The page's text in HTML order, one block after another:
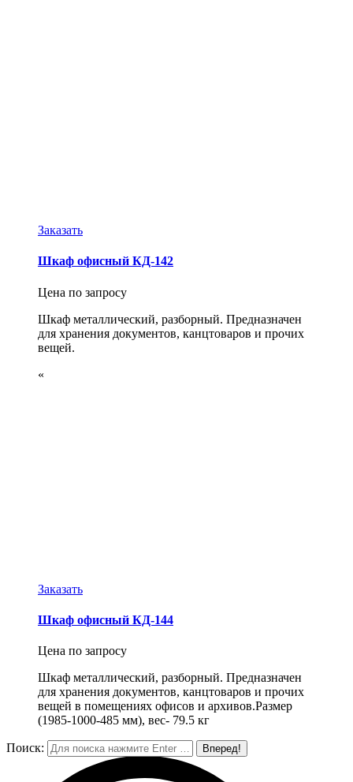
Заказать
Шкаф офисный КД-142
Цена по запросу
Шкаф металлический, разборный. Предназначен
для хранения документов, канцтоваров и прочих
вещей.
«
Заказать
Шкаф офисный КД-144
Цена по запросу
Шкаф металлический, разборный. Предназначен
для хранения документов, канцтоваров и прочих
вещей в помещениях офисов и архивов.Размер
(1985-1000-485 мм), вес- 79.5 кг
Поиск: